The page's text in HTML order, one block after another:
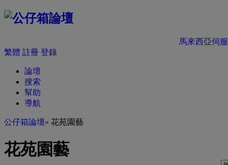
馬來西亞伺
繁體 註冊 登錄
論壇
搜索
幫助
導航
公仔箱論壇» 花苑園藝
花苑園藝